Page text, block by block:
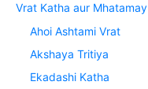
Vrat Katha aur Mhatamay
Ahoi Ashtami Vrat
Akshaya Tritiya
Ekadashi Katha